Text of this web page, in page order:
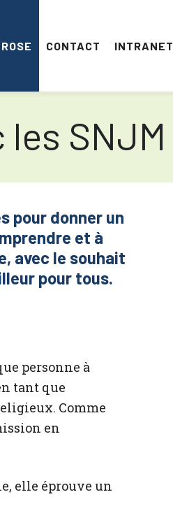
CONTACT INTRANET
SNJM
pour donner un
et à
avec le souhait
pour tous.
personne à
tant que
Comme
en
elle éprouve un